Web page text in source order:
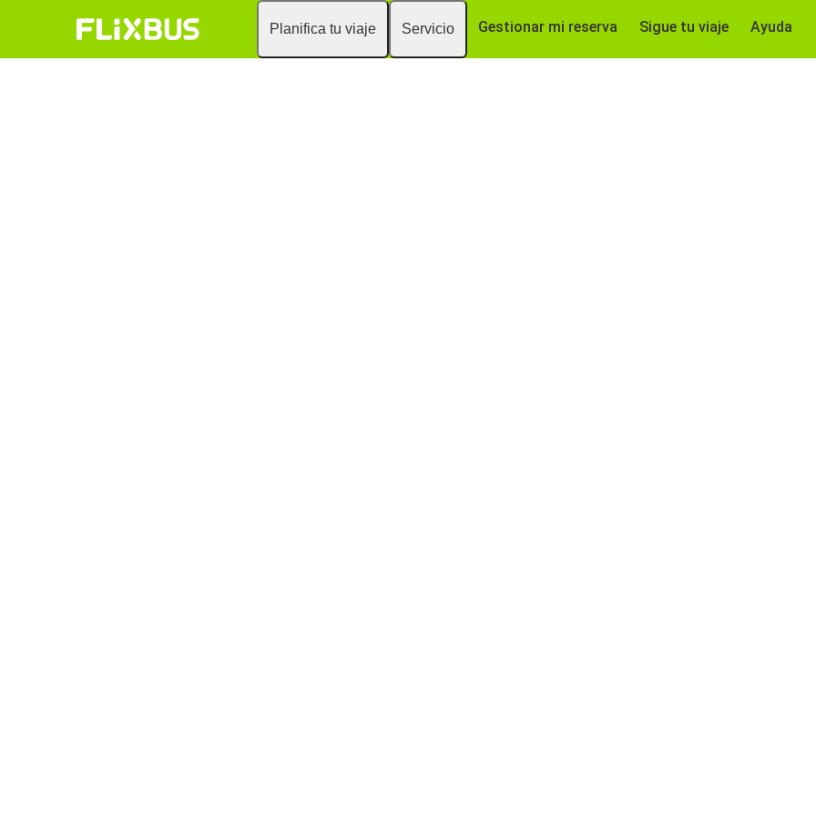
Planifica tu viaje Servicio Gestionar mi reserva Sigue tu viaje Ayuda